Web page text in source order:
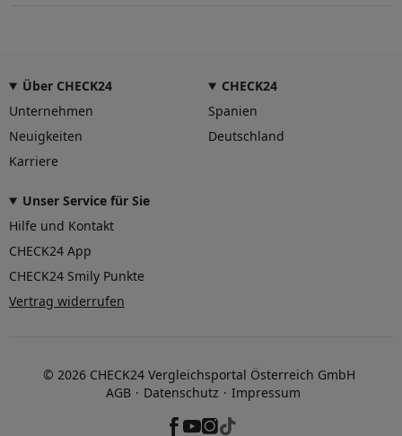
Über CHECK24
Unternehmen
Neuigkeiten
Karriere
CHECK24
Spanien
Deutschland
Unser Service für Sie
Hilfe und Kontakt
CHECK24 App
CHECK24 Smily Punkte
Vertrag widerrufen
© 2026 CHECK24 Vergleichsportal Österreich GmbH
AGB
Datenschutz Impressum